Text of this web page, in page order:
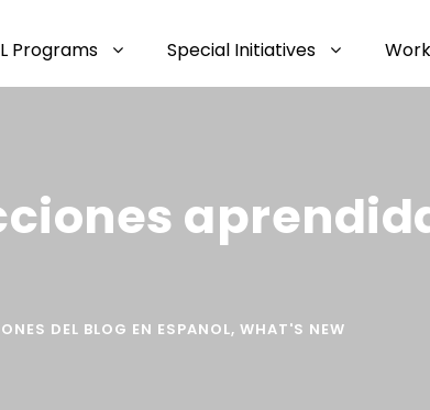
Programs Special Initiatives
DEL BLOG EN ESPANOL, WHAT'S NEW